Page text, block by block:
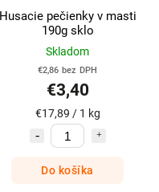
Husacie pečienky v masti
190g sklo
Skladom
€2,86 bez DPH
€3,40
€17,89 / 1 kg
Do košíka